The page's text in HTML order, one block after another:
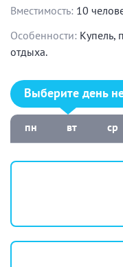
Вместимость: 10
Особенности: Купель,
отдыха.
Выберите день
Выберите день
пн вт ср